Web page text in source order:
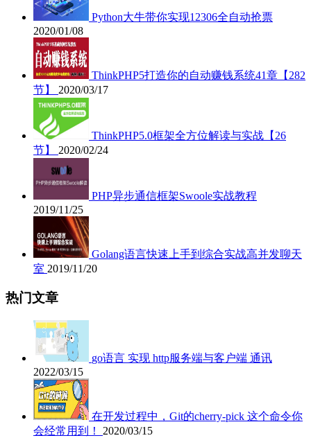
Python大牛带你实现12306全自动抢票
2020/01/08
ThinkPHP5打造你的自动赚钱系统41章【282
节】 2020/03/17
ThinkPHP5.0框架全方位解读与实战【26
节】 2020/02/24
PHP异步通信框架Swoole实战教程
2019/11/25
Golang语言快速上手到综合实战高并发聊天
室 2019/11/20
热门文章
go语言 实现 http服务端与客户端 通讯
2022/03/15
在开发过程中，Git的cherry-pick 这个命令你
会经常用到！ 2020/03/15